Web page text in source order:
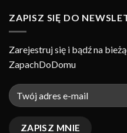
ZAPISZ SIĘ DO
Zarejestruj się i bądź na
ZapachDoDomu